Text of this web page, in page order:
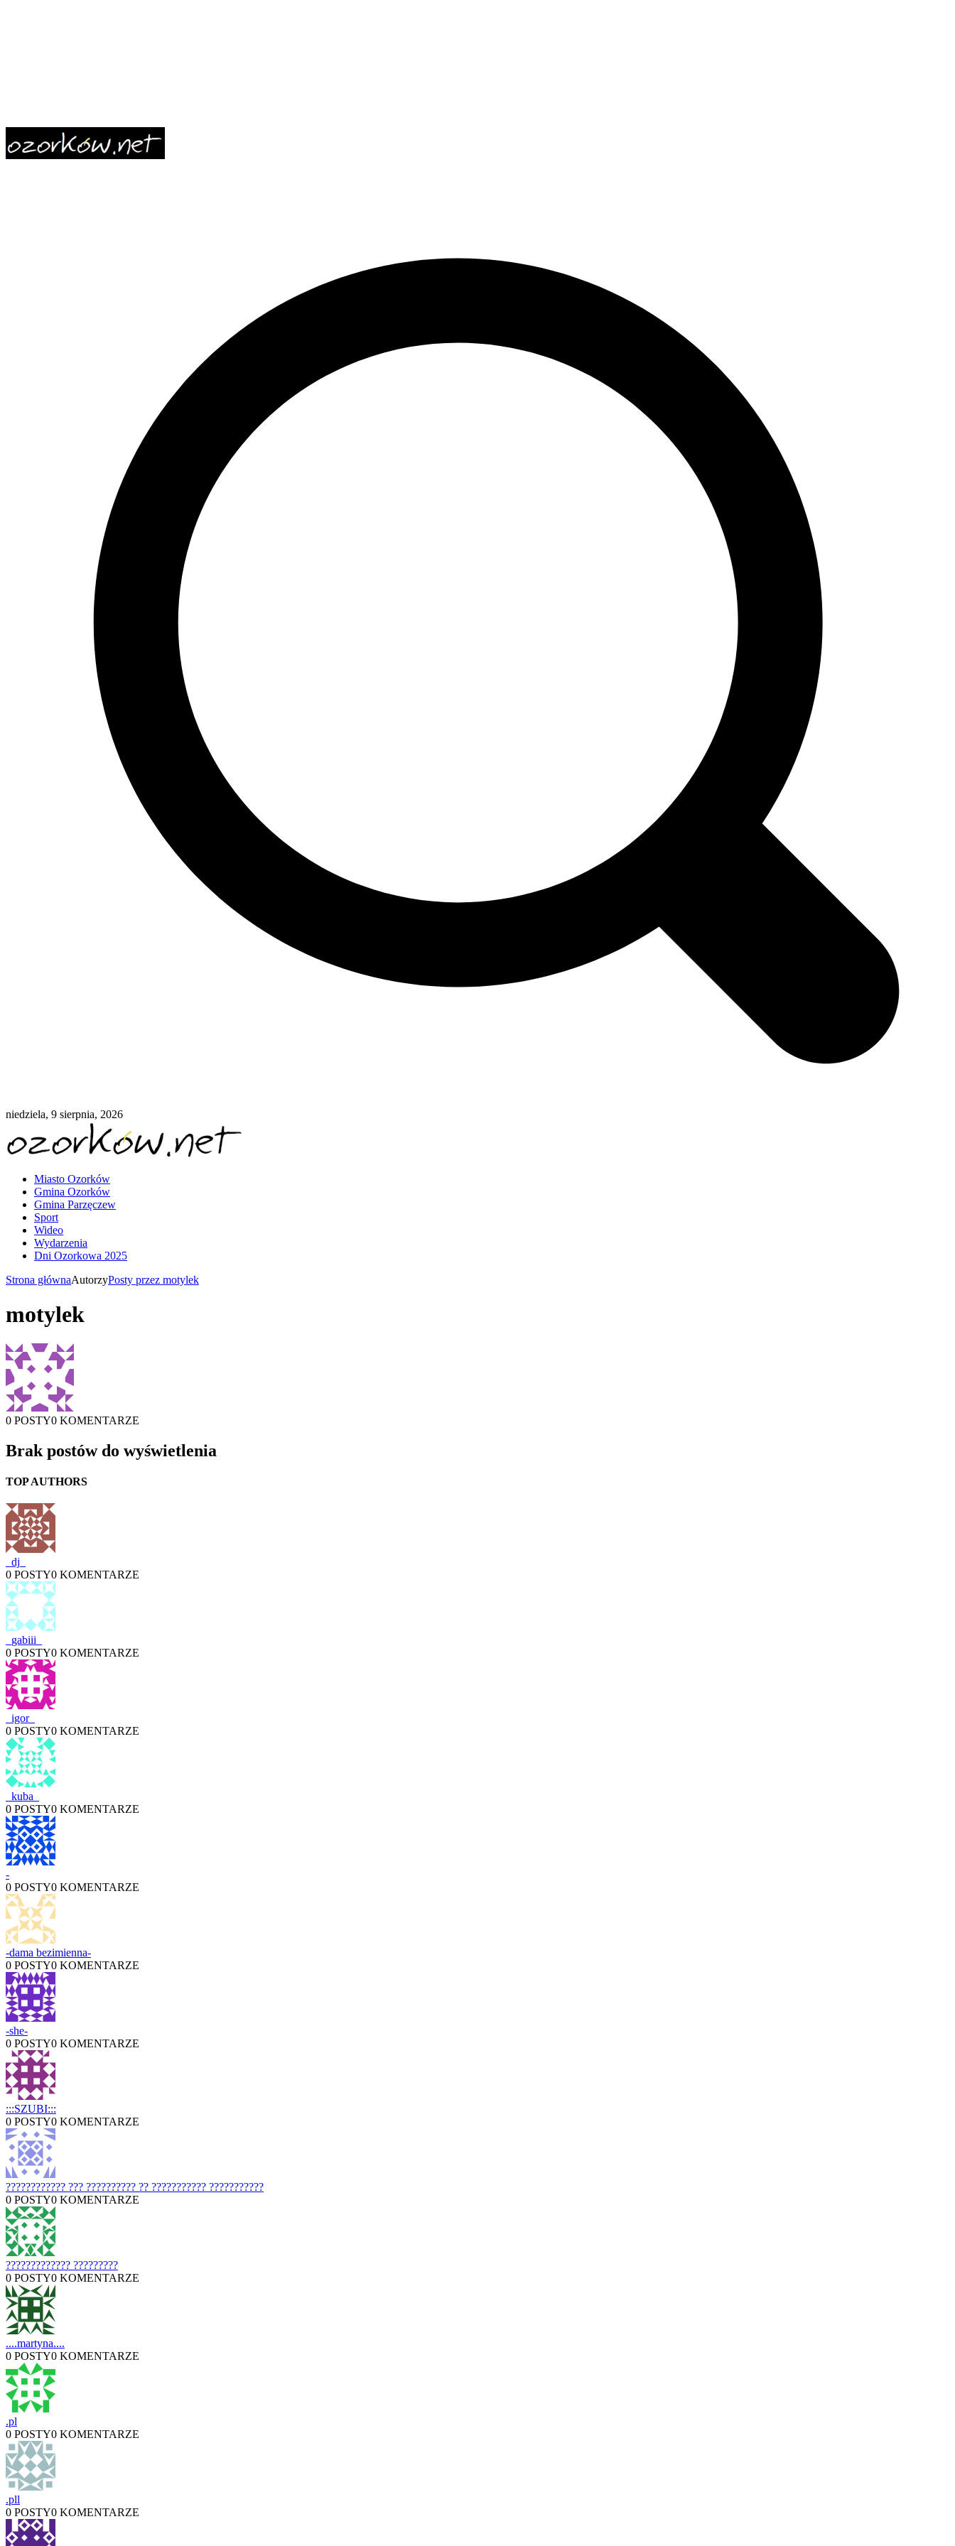
niedziela, 9 sierpnia, 2026
Miasto Ozorków
Gmina Ozorków
Gmina Parzęczew
Sport
Wideo
Wydarzenia
Dni Ozorkowa 2025
Strona głównaAutorzyPosty przez motylek
motylek
0 POSTY0 KOMENTARZE
Brak postów do wyświetlenia
TOP AUTHORS
_dj_
0 POSTY0 KOMENTARZE
_gabiii_
0 POSTY0 KOMENTARZE
_igor_
0 POSTY0 KOMENTARZE
_kuba_
0 POSTY0 KOMENTARZE
-
0 POSTY0 KOMENTARZE
-dama bezimienna-
0 POSTY0 KOMENTARZE
-she-
0 POSTY0 KOMENTARZE
:::SZUBI:::
0 POSTY0 KOMENTARZE
???????????? ??? ?????????? ?? ??????????? ???????????
0 POSTY0 KOMENTARZE
????????????? ?????????
0 POSTY0 KOMENTARZE
....martyna....
0 POSTY0 KOMENTARZE
.pl
0 POSTY0 KOMENTARZE
.pll
0 POSTY0 KOMENTARZE